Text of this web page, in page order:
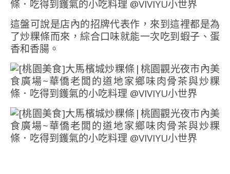
這盤可說是店內的招牌代表作，來到這裡都是為
了炒粿條而來，綜合口味就能一次吃到蝦子、蛋
香和香腸。